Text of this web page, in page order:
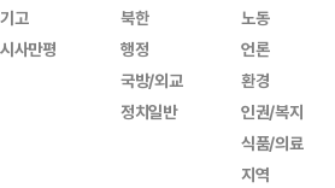
기고
시사만평
북한
행정
국방/외교
정치일반
노동
언론
환경
인권/복지
식품/의료
지역